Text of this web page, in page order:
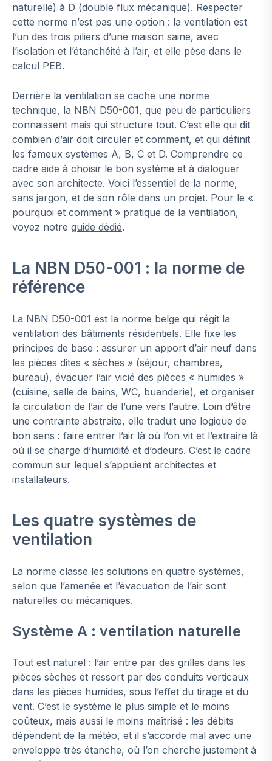
naturelle) à D (double flux mécanique). Respecter
cette norme n’est pas une option : la ventilation est
l’un des trois piliers d’une maison saine, avec
l’isolation et l’étanchéité à l’air, et elle pèse dans le
calcul PEB.
Derrière la ventilation se cache une norme
technique, la NBN D50-001, que peu de particuliers
connaissent mais qui structure tout. C’est elle qui dit
combien d’air doit circuler et comment, et qui définit
les fameux systèmes A, B, C et D. Comprendre ce
cadre aide à choisir le bon système et à dialoguer
avec son architecte. Voici l’essentiel de la norme,
sans jargon, et de son rôle dans un projet. Pour le «
pourquoi et comment » pratique de la ventilation,
voyez notre guide dédié.
La NBN D50-001 : la norme de
référence
La NBN D50-001 est la norme belge qui régit la
ventilation des bâtiments résidentiels. Elle fixe les
principes de base : assurer un apport d’air neuf dans
les pièces dites « sèches » (séjour, chambres,
bureau), évacuer l’air vicié des pièces « humides »
(cuisine, salle de bains, WC, buanderie), et organiser
la circulation de l’air de l’une vers l’autre. Loin d’être
une contrainte abstraite, elle traduit une logique de
bon sens : faire entrer l’air là où l’on vit et l’extraire là
où il se charge d’humidité et d’odeurs. C’est le cadre
commun sur lequel s’appuient architectes et
installateurs.
Les quatre systèmes de
ventilation
La norme classe les solutions en quatre systèmes,
selon que l’amenée et l’évacuation de l’air sont
naturelles ou mécaniques.
Système A : ventilation naturelle
Tout est naturel : l’air entre par des grilles dans les
pièces sèches et ressort par des conduits verticaux
dans les pièces humides, sous l’effet du tirage et du
vent. C’est le système le plus simple et le moins
coûteux, mais aussi le moins maîtrisé : les débits
dépendent de la météo, et il s’accorde mal avec une
enveloppe très étanche, où l’on cherche justement à